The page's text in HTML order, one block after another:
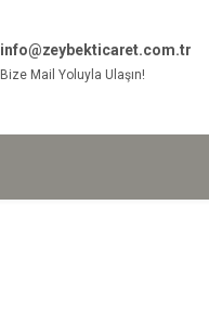
info@zeybekticaret.com.tr
Bize Mail Yoluyla Ulaşın!